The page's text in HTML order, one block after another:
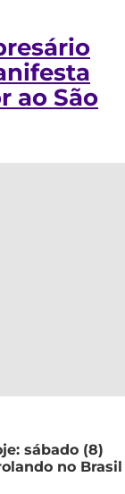
ao São
sábado (8)
no Brasil